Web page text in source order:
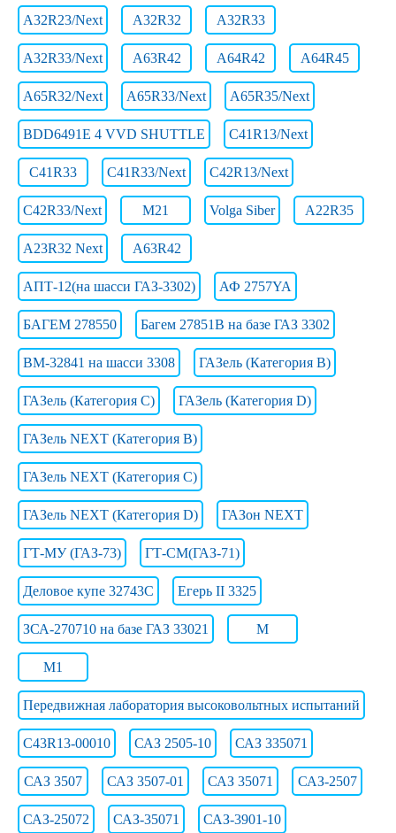
A32R23/Next A32R32 A32R33
A32R33/Next A63R42 A64R42 A64R45
A65R32/Next A65R33/Next A65R35/Next
BDD6491E 4 VVD SHUTTLE C41R13/Next
C41R33 C41R33/Next C42R13/Next
C42R33/Next M21 Volga Siber А22R35
А23R32 Next А63R42
АПТ-12(на шасси ГАЗ-3302) АФ 2757YA
БАГЕМ 278550 Багем 27851В на базе ГАЗ 3302
ВМ-32841 на шасси 3308 ГАЗель (Категория B)
ГАЗель (Категория C) ГАЗель (Категория D)
ГАЗель NEXT (Категория B)
ГАЗель NEXT (Категория C)
ГАЗель NEXT (Категория D) ГАЗон NEXT
ГТ-МУ (ГАЗ-73) ГТ-СМ(ГАЗ-71)
Деловое купе 32743С Егерь II 3325
ЗСА-270710 на базе ГАЗ 33021 М
М1
Передвижная лаборатория высоковольтных испытаний
С43R13-00010 САЗ 2505-10 САЗ 335071
САЗ 3507 САЗ 3507-01 САЗ 35071 САЗ-2507
САЗ-25072 САЗ-35071 САЗ-3901-10